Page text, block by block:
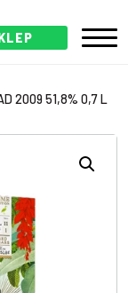
2009 51,8% 0,7 L